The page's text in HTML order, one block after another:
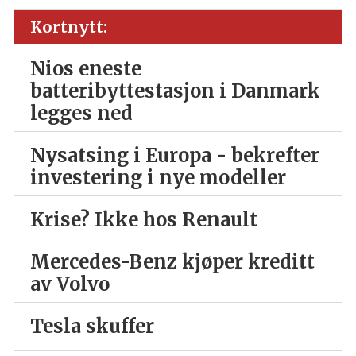
Kortnytt:
Nios eneste
batteribyttestasjon i Danmark
legges ned
Nysatsing i Europa - bekrefter
investering i nye modeller
Krise? Ikke hos Renault
Mercedes-Benz kjøper kreditt
av Volvo
Tesla skuffer